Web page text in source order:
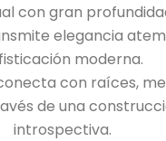
con gran
elegancia
moderna.
con raíces,
de una
introspectiva.